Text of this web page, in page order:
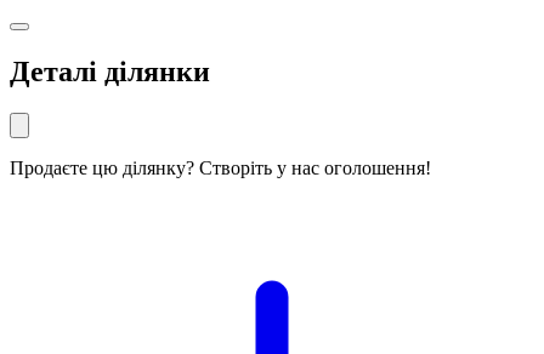
Деталі ділянки
Продаєте цю ділянку? Створіть у нас оголошення!